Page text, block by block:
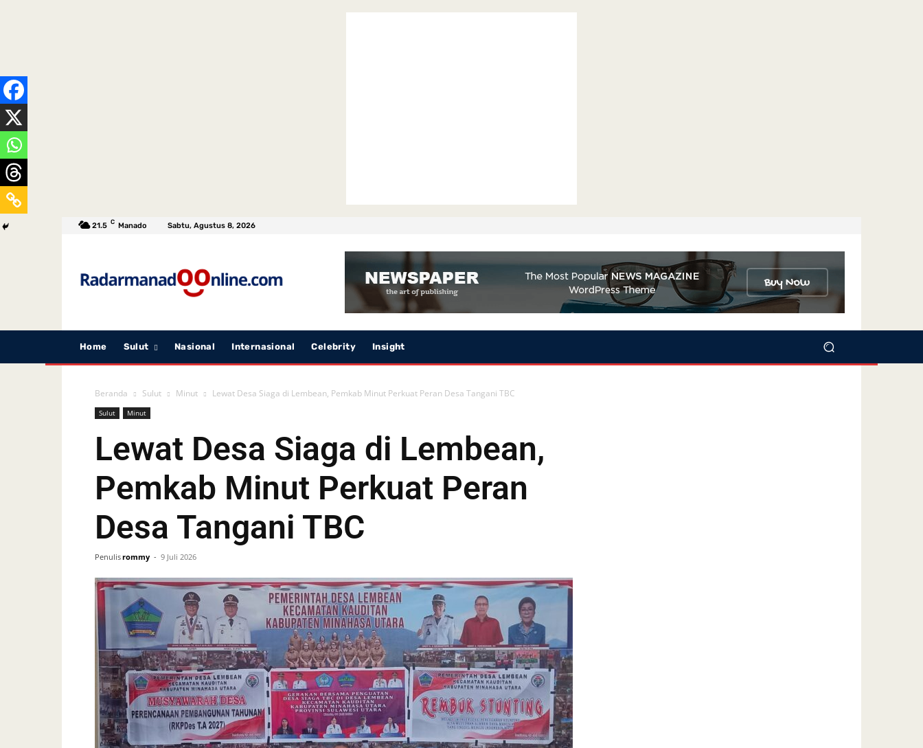
21.5 C Manado Sabtu, Agustus 8, 2026
Home Sulut Nasional Internasional Celebrity Insight
Beranda Sulut Minut Lewat Desa Siaga di Lembean, Pemkab Minut Perkuat Peran Desa Tangani TBC
Sulut Minut
Lewat Desa Siaga di Lembean,
Pemkab Minut Perkuat Peran
Desa Tangani TBC
Penulisrommy - 9 Juli 2026